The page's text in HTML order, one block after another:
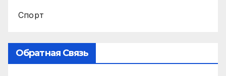
Спорт
Обратная Связь